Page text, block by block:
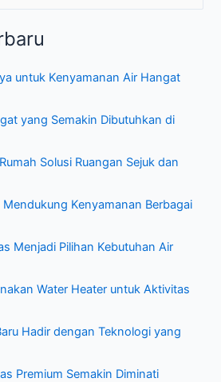
untuk Kenyamanan Air Hangat
yang Semakin Dibutuhkan di
Solusi Ruangan Sejuk dan
Kenyamanan Berbagai
Menjadi Pilihan Kebutuhan Air
Water Heater untuk Aktivitas
Hadir dengan Teknologi yang
Premium Semakin Diminati